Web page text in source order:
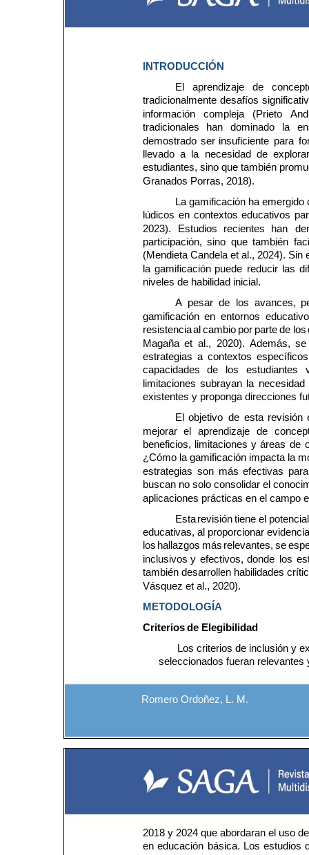
INTRODUCCIÓN
El   aprendizaje   de
tradicionalmente desafíos
información
compleja (Prieto
tradicionales
han dominado la
demostrado ser insuficiente para
llevado a la necesidad de
estudiantes, sino que también
Granados Porras, 2018).
La gamificación ha
lúdicos en contextos educativos
2023).
Estudios recientes han
participación, sino que también
(Mendieta Candela et al., 2024).
la gamificación puede reducir las
niveles de habilidad inicial.
A pesar de los avances,
gamificación en entornos
resistencia al cambio por parte de los
Magaña et al., 2020). Además, se
estrategias a contextos
capacidades
de los estudiantes
limitaciones subrayan la necesidad
existentes y proponga direcciones
El objetivo de esta revisión
mejorar el aprendizaje de
beneficios,
limitaciones y áreas de
¿Cómo la gamificación impacta la
estrategias son más efectivas
buscan no solo consolidar el
aplicaciones prácticas en el campo
Esta revisión tiene el
educativas, al proporcionar
los hallazgos más relevantes, se
inclusivos y efectivos, donde los
también desarrollen habilidades
Vásquez et al., 2020).
METODOLOGÍA
Criterios de Elegibilidad
Romero Ordoñez, L. M.
Los criterios de inclusión y
seleccionados fueran relevantes
2018 y 2024 que abordaran el uso
en educación básica. Los estudios